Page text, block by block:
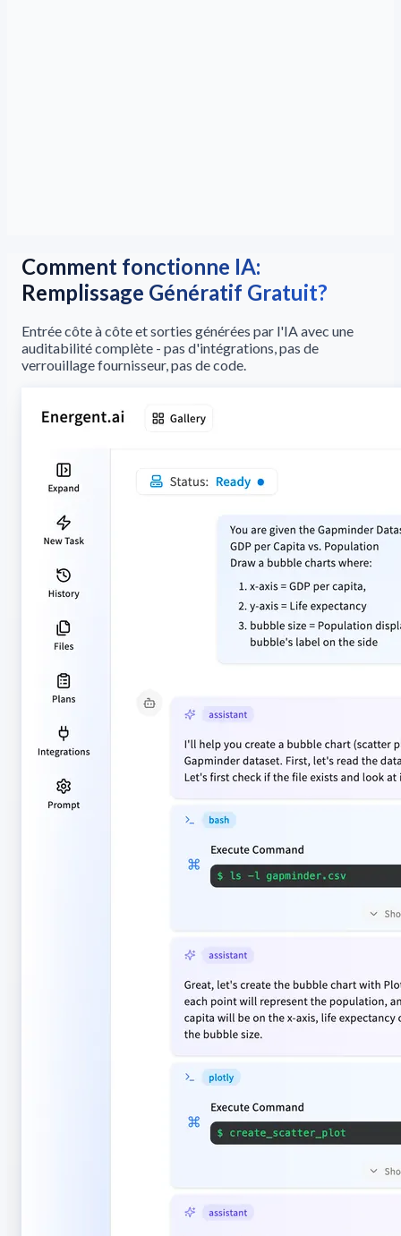
Comment fonctionne IA:
Remplissage Génératif Gratuit?
Entrée côte à côte et sorties générées par l'IA avec une
auditabilité complète - pas d'intégrations, pas de
verrouillage fournisseur, pas de code.